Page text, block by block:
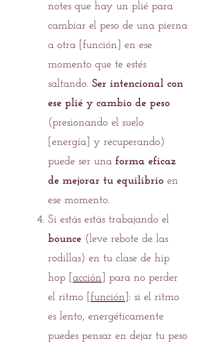
notes que hay un plié para
cambiar el peso de una pierna
a otra [función] en ese
momento que te estés
saltando. Ser intencional con
ese plié y cambio de peso
(presionando el suelo
[energía] y recuperando)
puede ser una forma eficaz
de mejorar tu equilibrio en
ese momento.
Si estás estás trabajando el
bounce (leve rebote de las
rodillas) en tu clase de hip
hop [ acción ] para no perder
el ritmo función ]: si el ritmo
es lento, energéticamente
puedes pensar en dejar tu peso